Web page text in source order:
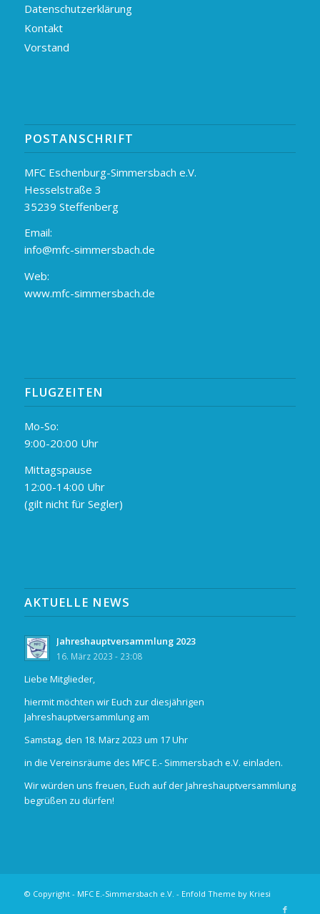
Datenschutzerklärung
Kontakt
Vorstand
POSTANSCHRIFT
MFC Eschenburg-Simmersbach e.V.
Hesselstraße 3
35239 Steffenberg
Email:
info@mfc-simmersbach.de
Web:
www.mfc-simmersbach.de
FLUGZEITEN
Mo-So:
9:00-20:00 Uhr
Mittagspause
12:00-14:00 Uhr
(gilt nicht für Segler)
AKTUELLE NEWS
Jahreshauptversammlung 2023
16. März 2023 - 23:08
Liebe Mitglieder,
hiermit möchten wir Euch zur diesjährigen
Jahreshauptversammlung am
Samstag, den 18. März 2023 um 17 Uhr
in die Vereinsräume des MFC E.- Simmersbach e.V. einladen.
Wir würden uns freuen, Euch auf der Jahreshauptversammlung
begrüßen zu dürfen!
© Copyright - MFC E.-Simmersbach e.V. - Enfold Theme by Kriesi